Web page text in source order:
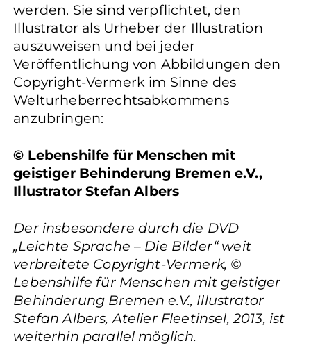
werden. Sie sind verpflichtet, den
Illustrator als Urheber der Illustration
auszuweisen und bei jeder
Veröffentlichung von Abbildungen den
Copyright-Vermerk im Sinne des
Welturheberrechtsabkommens
anzubringen:
© Lebenshilfe für Menschen mit
geistiger Behinderung Bremen e.V.,
Illustrator Stefan Albers
Der insbesondere durch die DVD
„Leichte Sprache – Die Bilder“ weit
verbreitete Copyright-Vermerk, ©
Lebenshilfe für Menschen mit geistiger
Behinderung Bremen e.V., Illustrator
Stefan Albers, Atelier Fleetinsel, 2013, ist
weiterhin parallel möglich.